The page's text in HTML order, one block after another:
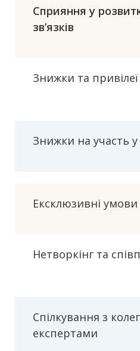
Сприяння у
зв’язків
Знижки та привілеї
Знижки на участь у
Ексклюзивні
Нетворкінг та
Спілкування з
експертами